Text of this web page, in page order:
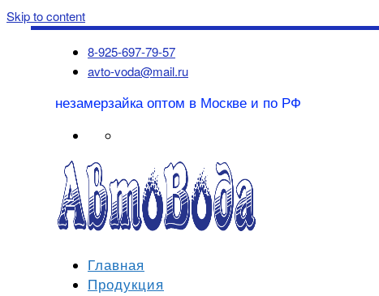
Skip to content
8-925-697-79-57
avto-voda@mail.ru
незамерзайка оптом в Москве и по РФ
Главная
Продукция